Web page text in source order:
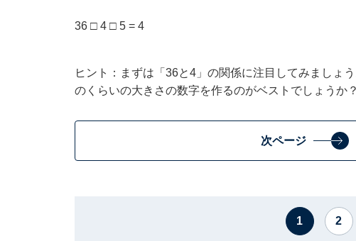
36 □ 4 □ 5 = 4
ヒント：まずは「36と4」の関係に注目してみましょ
のくらいの大きさの数字を作るのがベストでしょうか？
次ページ
1 2